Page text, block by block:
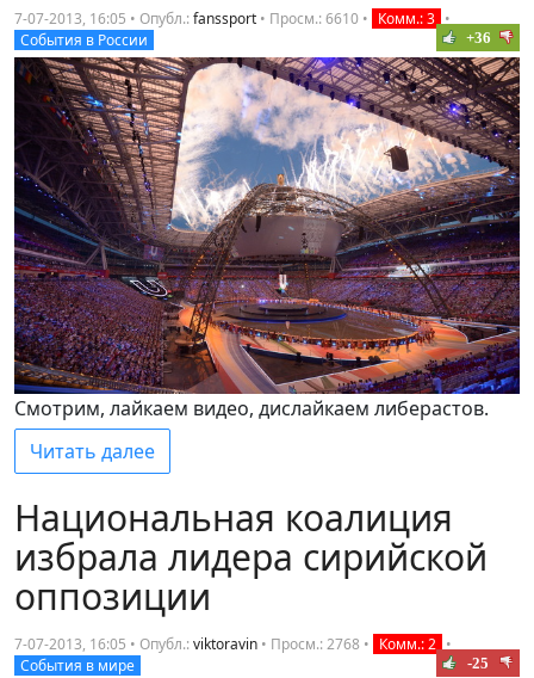
7-07-2013, 16:05 • Опубл.:fanssport • Просм.: 6610 • Комм.: 3 •
События в России
+36
Смотрим, лайкаем видео, дислайкаем либерастов.
Читать далее
Национальная коалиция
избрала лидера сирийской
оппозиции
7-07-2013, 16:05 • Опубл.:viktoravin • Просм.: 2768 • Комм.: 2 •
События в мире
-25